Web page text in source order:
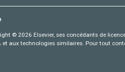
© 2026 Elsevier, ses concédants de
aux technologies similaires. Pour tout